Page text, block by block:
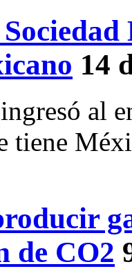
14
al
tiene
de CO2